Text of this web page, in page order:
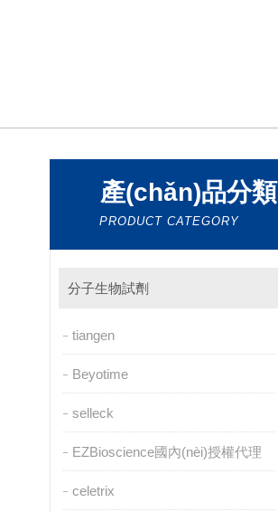
產(chǎn)品分類
PRODUCT CATEGORY
分子生物試劑
tiangen
Beyotime
selleck
EZBioscience國內(nèi)授權代理
celetrix